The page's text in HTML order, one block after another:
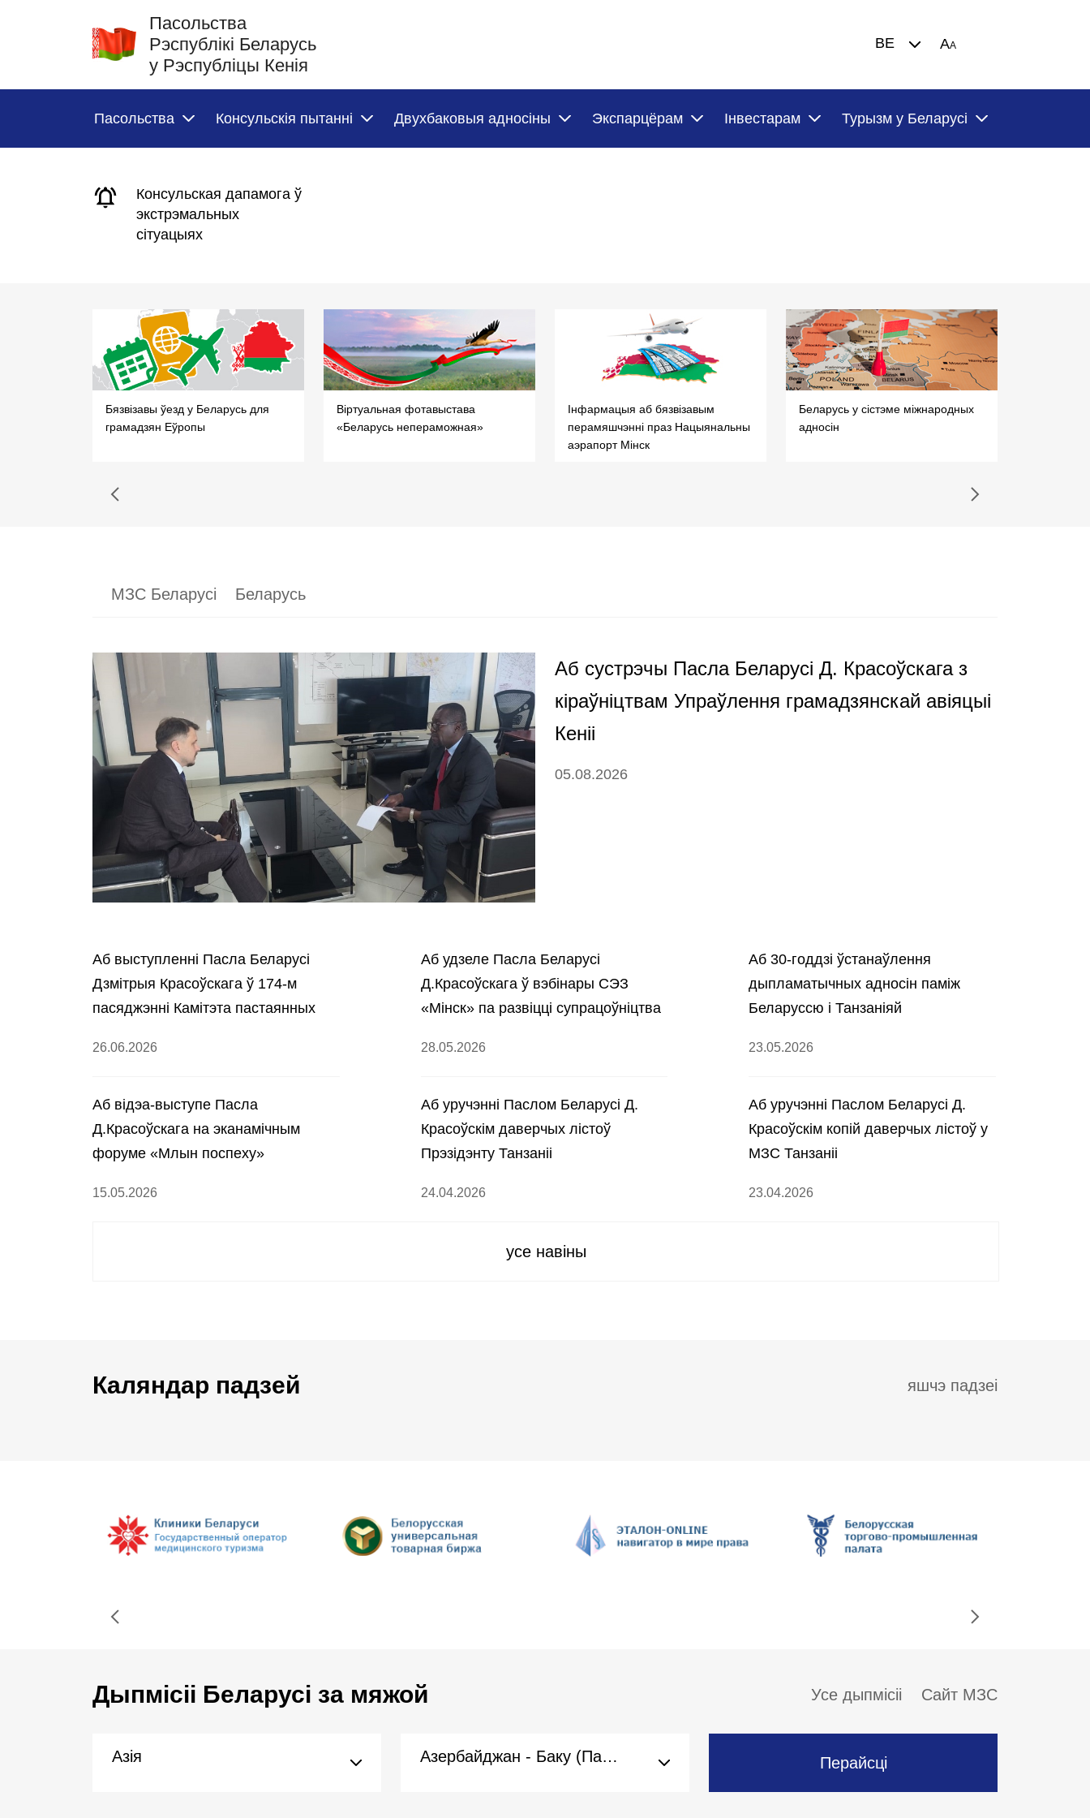
Пасольства
Рэспублікі Беларусь
у Рэспубліцы Кенія
BE AA
Пасольства Консульскія пытанні Двухбаковыя адносіны Экспарцёрам Iнвестарам Турызм у Беларусi
Консульская дапамога ў
экстрэмальных
сітуацыях
Бязвізавы ўезд у Беларусь для
грамадзян Еўропы
Віртуальная фотавыстава
«Беларусь непераможная»
Інфармацыя аб бязвізавым
перамяшчэнні праз Нацыянальны
аэрапорт Мінск
Беларусь у сістэме міжнародных
адносін
МЗС Беларусі Беларусь
Аб сустрэчы Пасла Беларусі Д. Красоўскага з
кіраўніцтвам Упраўлення грамадзянскай авіяцыі
Кеніі
05.08.2026
Аб выступленні Пасла Беларусі
Дзмітрыя Красоўскага ў 174-м
пасяджэнні Камітэта пастаянных
26.06.2026
Аб удзеле Пасла Беларусі
Д.Красоўскага ў вэбінары СЭЗ
«Мінск» па развіцці супрацоўніцтва
28.05.2026
Аб 30-годдзі ўстанаўлення
дыпламатычных адносін паміж
Беларуссю і Танзаніяй
23.05.2026
Аб відэа-выступе Пасла
Д.Красоўскага на эканамічным
форуме «Млын поспеху»
15.05.2026
Аб уручэнні Паслом Беларусі Д.
Красоўскім даверчых лістоў
Прэзідэнту Танзаніі
24.04.2026
Аб уручэнні Паслом Беларусі Д.
Красоўскім копій даверчых лістоў у
МЗС Танзаніі
23.04.2026
усе навіны
Каляндар падзей яшчэ падзеі
Дыпмісіі Беларусі за мяжой Усе дыпмісіі Сайт МЗС
Азія Азербайджан - Баку (Пасольства) Перайсці